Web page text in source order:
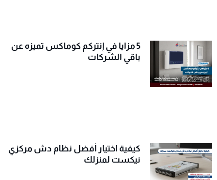
5 مزايا في إنتركم كوماكس تميزه عن
باقي الشركات
كيفية اختيار أفضل نظام دش مركزي
نيكست لمنزلك